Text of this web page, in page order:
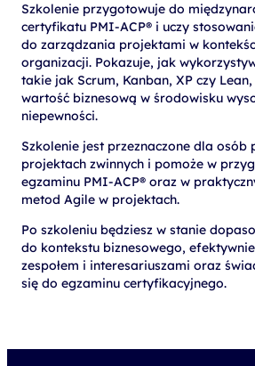
Szkolenie przygotowuje do
certyfikatu PMI-ACP® i uczy
do zarządzania projektami w
organizacji. Pokazuje, jak
takie jak Scrum, Kanban, XP czy
wartość biznesową w środowisku
niepewności.
Szkolenie jest przeznaczone dla osób
projektach zwinnych i pomoże w
egzaminu PMI-ACP® oraz w
metod Agile w projektach.
Po szkoleniu będziesz w stanie
do kontekstu biznesowego,
zespołem i interesariuszami oraz
się do egzaminu certyfikacyjnego.